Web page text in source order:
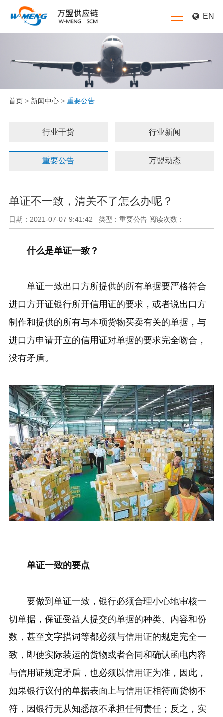
EN
首页> 新闻中心> 重要公告
行业干货 行业新闻
重要公告 万盟动态
单证不一致，清关不了怎么办呢？
日期：2021-07-07 9:41:42 类型：重要公告 阅读次数：
什么是单证一致？
单证一致出口方所提供的所有单据要严格符合
进口方开证银行所开信用证的要求，或者说出口方
制作和提供的所有与本项货物买卖有关的单据，与
进口方申请开立的信用证对单据的要求完全吻合，
没有矛盾。
单证一致的要点
要做到单证一致，银行必须合理小心地审核一
切单据，保证受益人提交的单据的种类、内容和份
数，甚至文字措词等都必须与信用证的规定完全一
致，即使实际装运的货物或者合同和确认函电内容
与信用证规定矛盾，也必须以信用证为准，因此，
如果银行议付的单据表面上与信用证相符而货物不
符，因银行无从知悉故不承担任何责任；反之，实